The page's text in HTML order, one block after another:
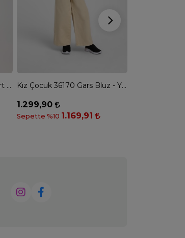
Kız Çocuk 36200 Gars T-Shirt - BEYAZ Kız Çocuk 36170 Gars Bluz - YEŞİL
1.299,90
Sepette %10 1.169,91